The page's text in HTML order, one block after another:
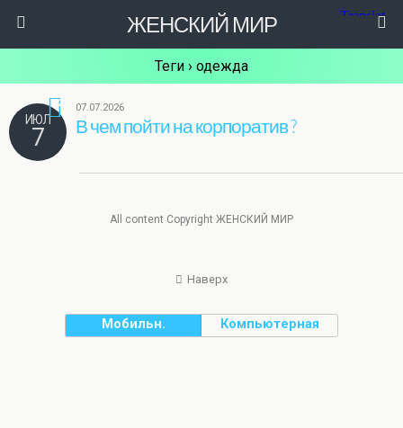
ЖЕНСКИЙ МИР
Теги › одежда
2
ИЮЛ
7
07.07.2026
В чем пойти на корпоратив ?
All content Copyright ЖЕНСКИЙ МИР
Наверх
Мобильн. Компьютерная